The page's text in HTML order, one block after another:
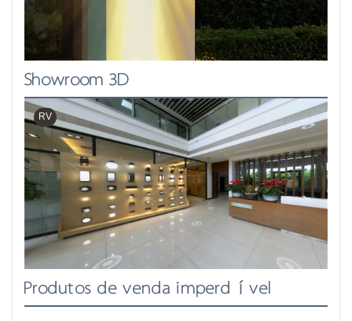
Showroom 3D
RV
Produtos de venda imperdível